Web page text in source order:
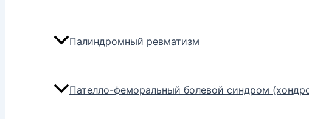
Палиндромный ревматизм
Пателло-феморальный болевой синдром